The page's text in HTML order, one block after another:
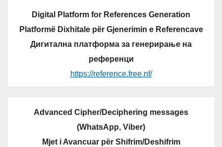
Digital Platform for References Generation
Platformë Dixhitale për Gjenerimin e Referencave
Дигитална платформа за генерирање на
референци
https://reference.free.nf/
Advanced Cipher/Deciphering messages
(WhatsApp, Viber)
Mjet i Avancuar për Shifrim/Deshifrim